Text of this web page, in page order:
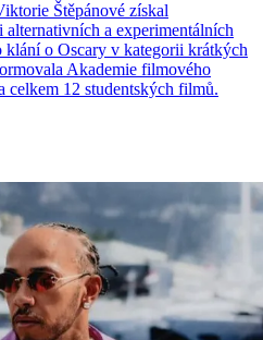
Štěpánové získal
alternativních a experimentálních
o Oscary v kategorii krátkých
Akademie filmového
celkem 12 studentských filmů.